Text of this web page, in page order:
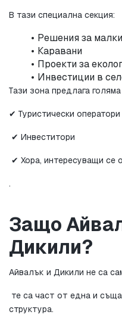
В тази специална секция:
Решения за
Каравани
Проекти за
Инвестиции в
Тази зона предлага
✔ Туристически оператори
✔ Инвеститори
✔ Хора, интересуващи се
.
Защо
Дикили?
Айвалък и Дикили не са
структура.